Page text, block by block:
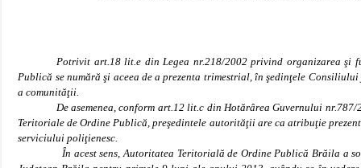
Potrivit art.18 lit.e din Legea nr.218/2002 privind organizarea
Publică se numără şi aceea de a prezenta trimestrial, în şedinţele
a comunităţii.
De asemenea, conform art.12 lit.c din Hotărârea Guvernului nr.787/
Teritoriale de Ordine Publică, preşedintele autorităţii are ca atribuţie
serviciului poliţienesc.
În acest sens, Autoritatea Teritorială de Ordine Publică Brăila a